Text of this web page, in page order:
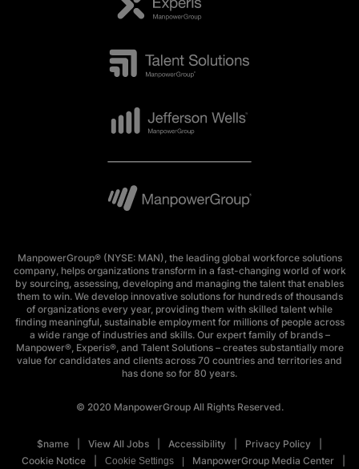
ManpowerGroup® (NYSE: MAN), the leading global workforce solutions
company, helps organizations transform in a fast-changing world of work
by sourcing, assessing, developing and managing the talent that enables
them to win. We develop innovative solutions for hundreds of thousands
of organizations every year, providing them with skilled talent while
finding meaningful, sustainable employment for millions of people across
a wide range of industries and skills. Our expert family of brands –
Manpower®, Experis®, and Talent Solutions – creates substantially more
value for candidates and clients across 70 countries and territories and
has done so for 80 years.
© 2020 ManpowerGroup All Rights Reserved.
$name View All Jobs Accessibility
Privacy Policy
Cookie Notice
Cookie Settings ManpowerGroup Media Center